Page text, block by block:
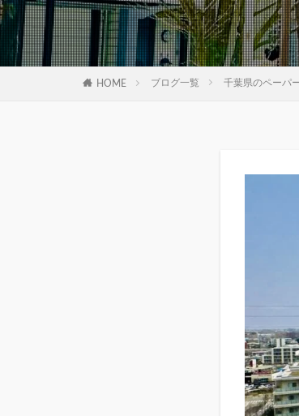
HOME ブログ一覧 千葉県のペーパ